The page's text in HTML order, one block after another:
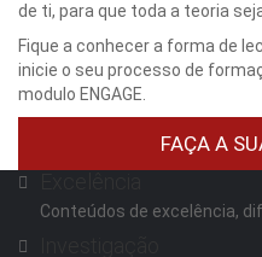
de ti, para que toda a teoria
Fique a conhecer a forma de
inicie o seu processo de
modulo ENGAGE.
FAÇA A
Conteúdos de excelência,